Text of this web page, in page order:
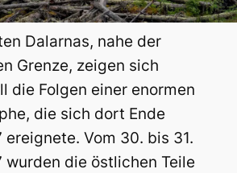
Dalarnas, nahe der
Grenze, zeigen sich
die Folgen einer enormen
die sich dort Ende
ereignete. Vom 30. bis 31.
wurden die östlichen Teile